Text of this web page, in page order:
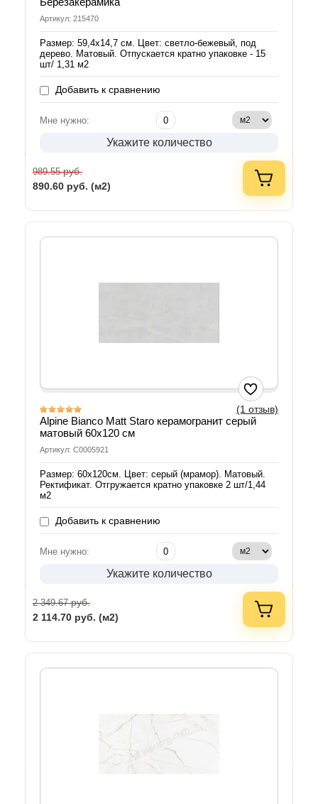
Артикул: 215470
Размер: 59,4х14,7 см. Цвет: светло-бежевый, под
дерево. Матовый. Отпускается кратно упаковке - 15
шт/ 1,31 м2
Добавить к сравнению
Мне нужно:
Укажите количество
989.55руб.
890.60 руб. (м2)
(1 отзыв)
Alpine Bianco Matt Staro керамогранит серый
матовый 60х120 см
Артикул: С0005921
Размер: 60х120см. Цвет: серый (мрамор). Матовый.
Ректификат. Отгружается кратно упаковке 2 шт/1,44
м2
Добавить к сравнению
Мне нужно:
Укажите количество
2 349.67руб.
2 114.70 руб. (м2)